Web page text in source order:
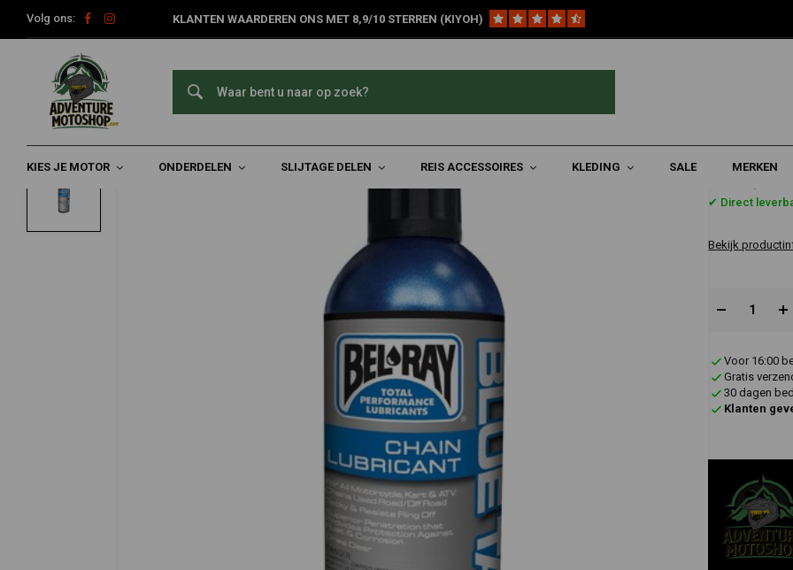
Volg ons: KLANTEN WAARDEREN ONS MET 8,9/10 STERREN (KIYOH)
KIES JE MOTOR ONDERDELEN SLIJTAGE DELEN REIS ACCESSOIRES KLEDING SALE MERKEN
Home Slijtage Delen Ketting & Toebehoren Kettingsmeringsysteem Kettingsmeermiddel, BLUE TAC | 400ml
BEL-RAY
Kettingsmeermiddel, BLUE TAC | 400ml
0/5 (0 reviews)
€12,22
✔ Direct
Bekijk
Voor 16:00
Gratis
30 dagen
Klanten